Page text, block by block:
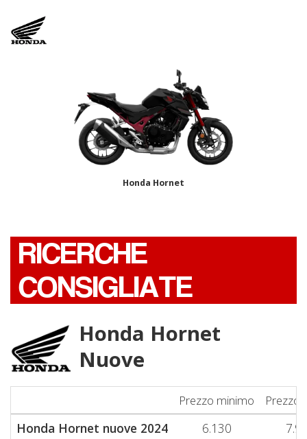
Honda Hornet
RICERCHE
CONSIGLIATE
Honda Hornet
Nuove
Prezzo minimo Prezzo
Honda Hornet nuove 2024 6.130